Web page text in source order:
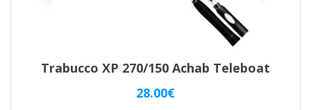
Trabucco XP 270/150 Achab Teleboat
28.00€